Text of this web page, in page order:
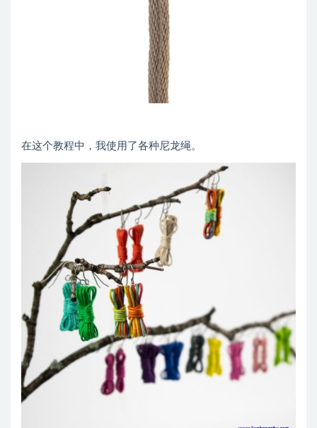
在这个教程中，我使用了各种尼龙绳。